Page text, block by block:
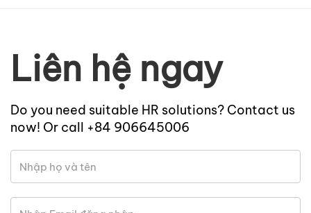
Liên hệ ngay
Do you need suitable HR solutions? Contact us
now! Or call +84 906645006